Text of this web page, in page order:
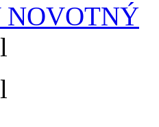
NOVOTNÝ